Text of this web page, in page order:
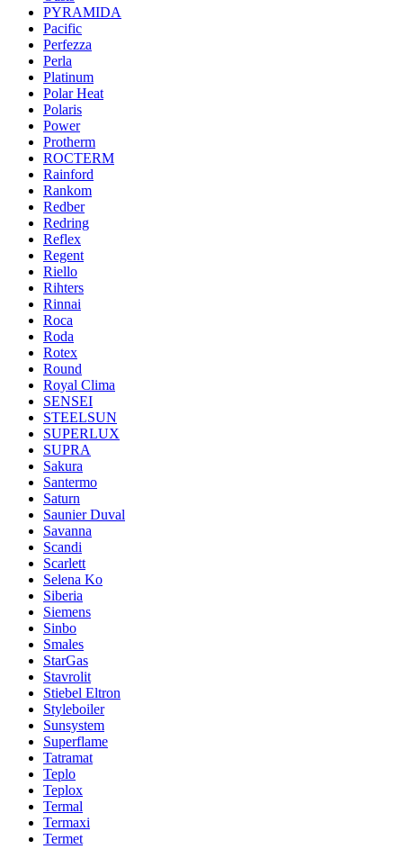
PYRAMIDA
Pacific
Perfezza
Perla
Platinum
Polar Heat
Polaris
Power
Protherm
ROCTERM
Rainford
Rankom
Redber
Redring
Reflex
Regent
Riello
Rihters
Rinnai
Roca
Roda
Rotex
Round
Royal Clima
SENSEI
STEELSUN
SUPERLUX
SUPRA
Sakura
Santermo
Saturn
Saunier Duval
Savanna
Scandi
Scarlett
Selena Ko
Siberia
Siemens
Sinbo
Smales
StarGas
Stavrolit
Stiebel Eltron
Styleboiler
Sunsystem
Superflame
Tatramat
Teplo
Teplox
Termal
Termaxi
Termet